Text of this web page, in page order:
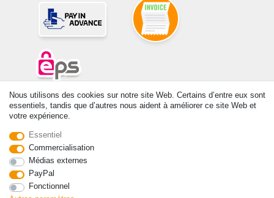
prix indiqués par le Vendeur au moment de la commande sont libellés
en Euros TTC. Les conditions s’appliquent aux livraisons en France !
Nous utilisons des cookies sur notre site Web. Certains d’entre eux sont
essentiels, tandis que d’autres nous aident à améliorer ce site Web et
votre expérience.
Essentiel
Commercialisation
Médias externes
PayPal
Fonctionnel
Rétracter le contrat ici